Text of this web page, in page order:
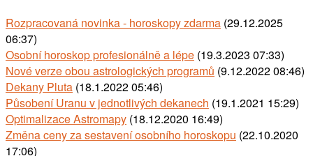
Rozpracovaná novinka - horoskopy zdarma (29.12.2025
06:37)
Osobní horoskop profesionálně a lépe (19.3.2023 07:33)
Nové verze obou astrologických programů (9.12.2022 08:46)
Dekany Pluta (18.1.2022 05:46)
Působení Uranu v jednotlivých dekanech (19.1.2021 15:29)
Optimalizace Astromapy (18.12.2020 16:49)
Změna ceny za sestavení osobního horoskopu (22.10.2020
17:06)